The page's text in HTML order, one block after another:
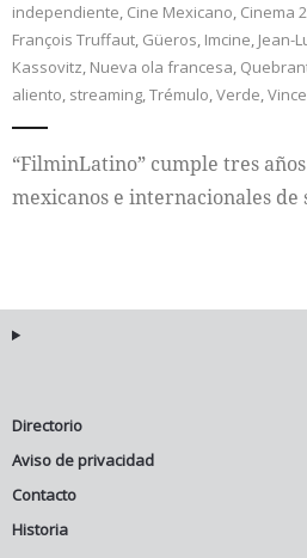
Colaboradores
Internacional
independiente, Cine Mexicano, Cinema
François Truffaut, Güeros, Imcine, Jean-
Kassovitz, Nueva ola francesa,
aliento, streaming,Trémulo,Verde,
“FilminLatino” cumple tres
mexicanos e internacionales de
Directorio
Aviso de privacidad
Contacto
Historia